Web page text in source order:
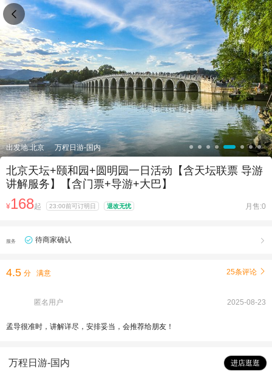
出发地:北京 万程日游-国内
北京天坛+颐和园+圆明园一日活动【含天坛联票 导游
讲解服务】【含门票+导游+大巴】
¥168起 23:00前可订明日 退改无忧 月售:0
服务 待商家确认 
4.5 分 满意 25条评论 
匿名用户 2025-08-23
孟导很准时，讲解详尽，安排妥当，会推荐给朋友！
万程日游-国内 进店逛逛
